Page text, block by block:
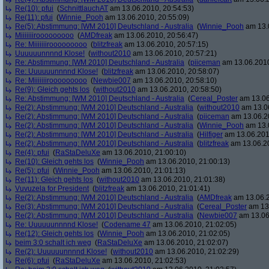
Re(10): pfui (SchnittlauchAT am 13.06.2010, 20:54:53)
Re(11): pfui (Winnie_Pooh am 13.06.2010, 20:55:09)
Re(5): Abstimmung: [WM 2010] Deutschland - Australia (Winnie_Pooh am
Miiiiiiirooooooooo (AMDfreak am 13.06.2010, 20:56:47)
Re: Miiiiiiirooooooooo (blitzfreak am 13.06.2010, 20:57:15)
Uuuuuunnnnd Klose! (without2010 am 13.06.2010, 20:57:21)
Re: Abstimmung: [WM 2010] Deutschland - Australia (piiceman am
Re: Uuuuuunnnnd Klose! (blitzfreak am 13.06.2010, 20:58:07)
Re: Miiiiiiirooooooooo (Newbie007 am 13.06.2010, 20:58:10)
Re(9): Gleich gehts los (without2010 am 13.06.2010, 20:58:50)
Re: Abstimmung: [WM 2010] Deutschland - Australia (Cereal_Poster am
Re(2): Abstimmung: [WM 2010] Deutschland - Australia (without2010 am
Re(2): Abstimmung: [WM 2010] Deutschland - Australia (piiceman am
Re(2): Abstimmung: [WM 2010] Deutschland - Australia (Winnie_Pooh am
Re(2): Abstimmung: [WM 2010] Deutschland - Australia (Hilfiger am
Re(2): Abstimmung: [WM 2010] Deutschland - Australia (blitzfreak am
Re(4): pfui (RaStaDeluXe am 13.06.2010, 21:00:10)
Re(10): Gleich gehts los (Winnie_Pooh am 13.06.2010, 21:00:13)
Re(5): pfui (Winnie_Pooh am 13.06.2010, 21:01:13)
Re(11): Gleich gehts los (without2010 am 13.06.2010, 21:01:38)
Vuvuzela for President (blitzfreak am 13.06.2010, 21:01:41)
Re(2): Abstimmung: [WM 2010] Deutschland - Australia (AMDfreak am
Re(3): Abstimmung: [WM 2010] Deutschland - Australia (Cereal_Poster am
Re(2): Abstimmung: [WM 2010] Deutschland - Australia (Newbie007 am
Re: Uuuuuunnnnd Klose! (Codename 47 am 13.06.2010, 21:02:05)
Re(12): Gleich gehts los (Winnie_Pooh am 13.06.2010, 21:02:05)
beim 3:0 schalt ich weg (RaStaDeluXe am 13.06.2010, 21:02:07)
Re(2): Uuuuuunnnnd Klose! (without2010 am 13.06.2010, 21:02:29)
Re(6): pfui (RaStaDeluXe am 13.06.2010, 21:02:53)